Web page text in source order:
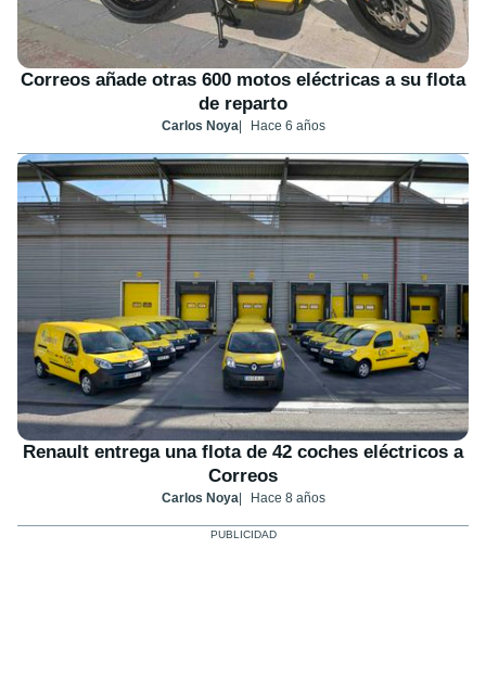
Correos añade otras 600 motos eléctricas a su flota
de reparto
Carlos Noya Hace 6 años
Renault entrega una flota de 42 coches eléctricos a
Correos
Carlos Noya Hace 8 años